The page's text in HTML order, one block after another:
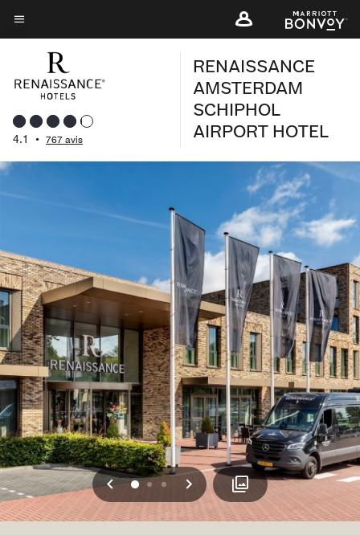
Skip
to
content
Texte du menu
4.1 • 767 avis
RENAISSANCE
AMSTERDAM
SCHIPHOL
AIRPORT HOTEL
Précédent
012 Suivant